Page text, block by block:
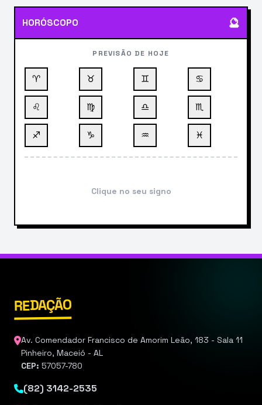
HORÓSCOPO 🔮
PREVISÃO DE HOJE
♈ ♉ ♊ ♋
♌ ♍ ♎ ♏
♐ ♑ ♒ ♓
Clique no seu signo
REDAÇÃO
Av. Comendador Francisco de Amorim Leão, 183 - Sala 11
Pinheiro, Maceió - AL
CEP: 57057-780
(82) 3142-2535